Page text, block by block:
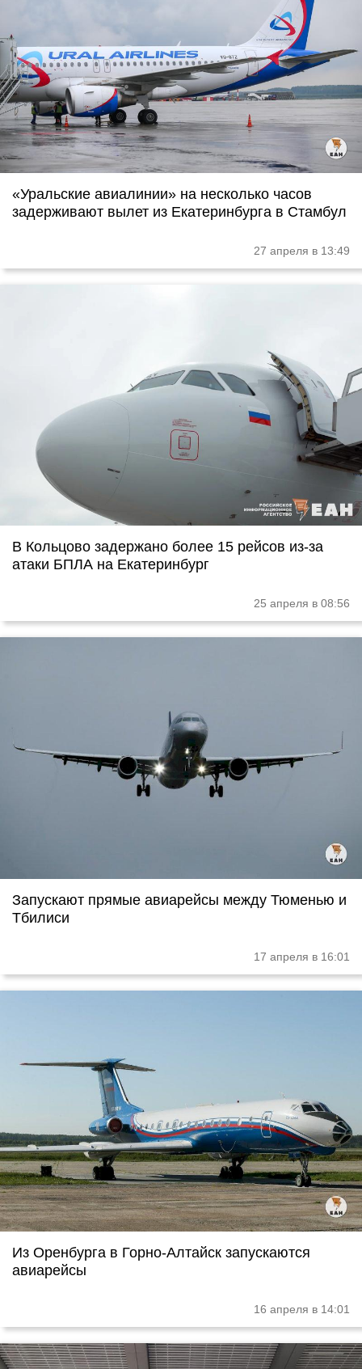
«Уральские авиалинии» на несколько часов
задерживают вылет из Екатеринбурга в Стамбул
27 апреля в 13:49
В Кольцово задержано более 15 рейсов из-за
атаки БПЛА на Екатеринбург
25 апреля в 08:56
Запускают прямые авиарейсы между Тюменью и
Тбилиси
17 апреля в 16:01
Из Оренбурга в Горно-Алтайск запускаются
авиарейсы
16 апреля в 14:01